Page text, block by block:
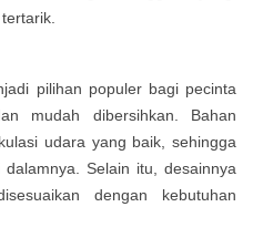
pilihan populer bagi pecinta
mudah dibersihkan. Bahan
udara yang baik, sehingga
Selain itu, desainnya
dengan kebutuhan